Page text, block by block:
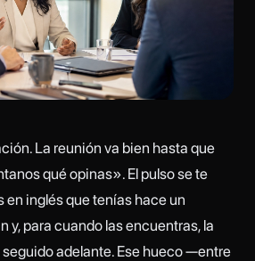
La reunión va bien hasta que
qué opinas». El pulso se te
en inglés que tenías hace un
y, para cuando las encuentras, la
adelante. Ese hueco —entre